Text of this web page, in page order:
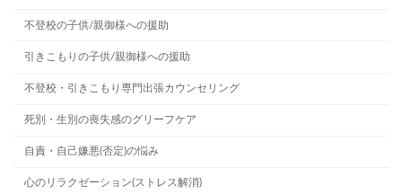
不登校の子供/親御様への援助
引きこもりの子供/親御様への援助
不登校・引きこもり専門出張カウンセリング
死別・生別の喪失感のグリーフケア
自責・自己嫌悪(否定)の悩み
心のリラクゼーション(ストレス解消)